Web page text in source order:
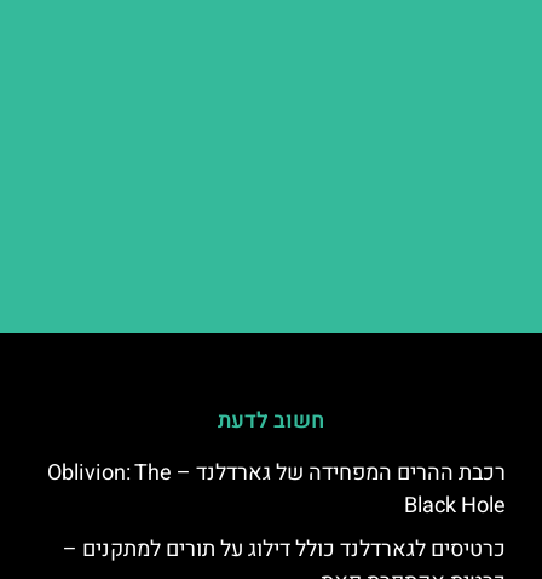
חשוב לדעת
רכבת ההרים המפחידה של גארדלנד – Oblivion: The
Black Hole
כרטיסים לגארדלנד כולל דילוג על תורים למתקנים –